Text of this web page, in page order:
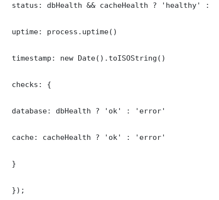
status: dbHealth && cacheHealth ? 'healthy' :
uptime: process.uptime()
timestamp: new Date().toISOString()
checks: {
database: dbHealth ? 'ok' : 'error'
cache: cacheHealth ? 'ok' : 'error'
}
});